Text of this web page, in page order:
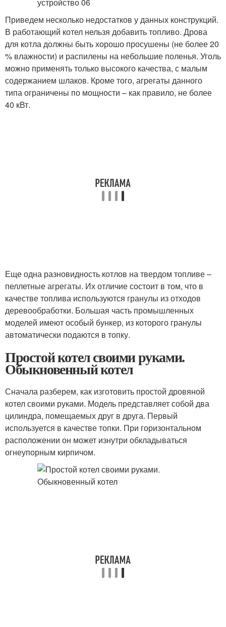
Приведем несколько недостатков у данных конструкций.
В работающий котел нельзя добавить топливо. Дрова
для котла должны быть хорошо просушены (не более 20
% влажности) и распилены на небольшие поленья. Уголь
можно применять только высокого качества, с малым
содержанием шлаков. Кроме того, агрегаты данного
типа ограничены по мощности – как правило, не более
40 кВт.
Еще одна разновидность котлов на твердом топливе –
пеллетные агрегаты. Их отличие состоит в том, что в
качестве топлива используются гранулы из отходов
деревообработки. Большая часть промышленных
моделей имеют особый бункер, из которого гранулы
автоматически подаются в топку.
Простой котел своими руками.
Обыкновенный котел
Сначала разберем, как изготовить простой дровяной
котел своими руками. Модель представляет собой два
цилиндра, помещаемых друг в друга. Первый
используется в качестве топки. При горизонтальном
расположении он может изнутри обкладываться
огнеупорным кирпичом.